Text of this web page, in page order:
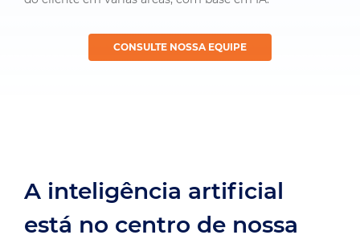
CONSULTE NOSSA EQUIPE
A inteligência artificial
está no centro de nossa